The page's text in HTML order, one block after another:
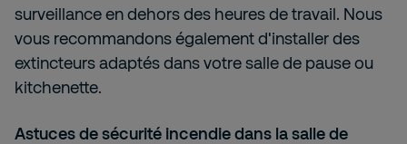
surveillance en dehors des heures de travail. Nous
vous recommandons également d'installer des
extincteurs adaptés dans votre salle de pause ou
kitchenette.
Astuces de sécurité incendie dans la salle de